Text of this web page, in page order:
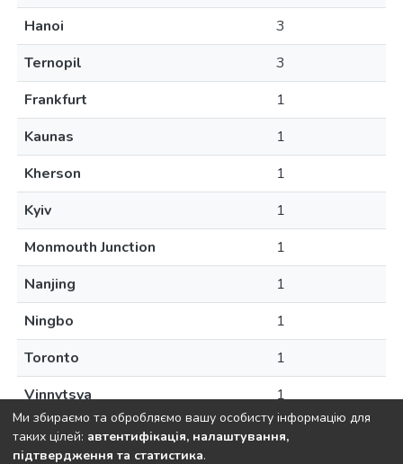
Hanoi
3
Ternopil
3
Frankfurt
1
Kaunas
1
Kherson
1
Kyiv
1
Monmouth Junction
1
Nanjing
1
Ningbo
1
Toronto
1
Vinnytsya
1
Ми збираємо та обробляємо вашу особисту інформацію для
таких цілей: автентифікація, налаштування,
підтвердження та статистика.